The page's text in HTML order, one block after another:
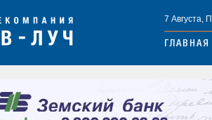
7 Августа,
ГЛАВНАЯ